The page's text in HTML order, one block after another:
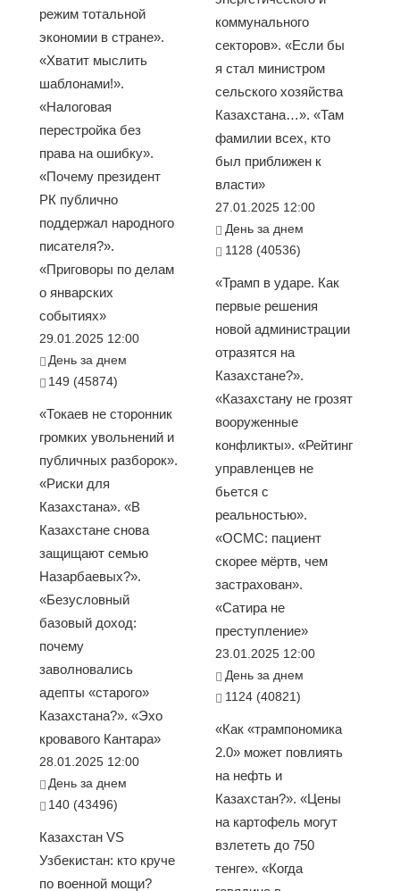
режим тотальной
экономии в стране».
«Хватит мыслить
шаблонами!».
«Налоговая
перестройка без
права на ошибку».
«Почему президент
РК публично
поддержал народного
писателя?».
«Приговоры по делам
о январских
событиях»
29.01.2025 12:00
День за днем
149 (45874)
«Токаев не сторонник
громких увольнений и
публичных разборок».
«Риски для
Казахстана». «В
Казахстане снова
защищают семью
Назарбаевых?».
«Безусловный
базовый доход:
почему
заволновались
адепты «старого»
Казахстана?». «Эхо
кровавого Кантара»
28.01.2025 12:00
День за днем
140 (43496)
Казахстан VS
Узбекистан: кто круче
по военной мощи?
коммунального
секторов». «Если бы
я стал министром
сельского хозяйства
Казахстана…». «Там
фамилии всех, кто
был приближен к
власти»
27.01.2025 12:00
День за днем
1128 (40536)
«Трамп в ударе. Как
первые решения
новой администрации
отразятся на
Казахстане?».
«Казахстану не грозят
вооруженные
конфликты». «Рейтинг
управленцев не
бьется с
реальностью».
«ОСМС: пациент
скорее мёртв, чем
застрахован».
«Сатира не
преступление»
23.01.2025 12:00
День за днем
1124 (40821)
«Как «трампономика
2.0» может повлиять
на нефть и
Казахстан?». «Цены
на картофель могут
взлететь до 750
тенге». «Когда